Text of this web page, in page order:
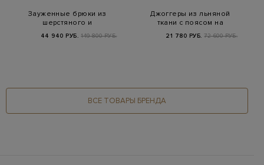
Зауженные брюки из
шерстяного и
шелкового крепа со
стр…
44 940 РУБ. 149 800 РУБ.
Джоггеры из льняной
ткани с поясом на
кулиске
21 780 РУБ. 72 600 РУБ.
ВСЕ ТОВАРЫ БРЕНДА